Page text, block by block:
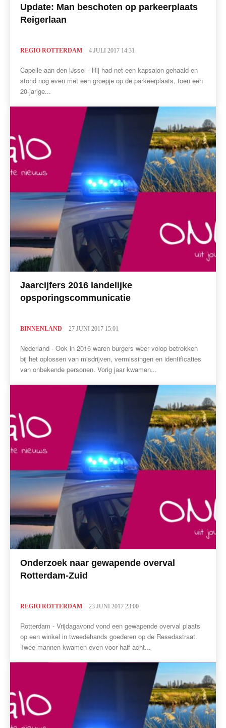
Update: Man beschoten op parkeerplaats
Reigerlaan
REGIO ROTTERDAM 4 JULI 2017 14:31
Capelle aan den IJssel - Hij had net een kapsalon gehaald en
stond nog even met een groepje op de parkeerplaats, toen een
20-jarige...
Jaarcijfers 2016 landelijke
opsporingscommunicatie
BINNENLAND 27 JUNI 2017 15:01
Nederland - Ook in 2016 waren burgers weer volop betrokken
bij het oplossen van misdrijven, vermissingen en identificaties
van onbekende personen. Vorig jaar kwamen...
Onderzoek naar gewapende overval
Rotterdam-Zuid
REGIO ROTTERDAM 23 JUNI 2017 23:00
Rotterdam - Vrijdagavond vond een gewapende overval plaats
op een winkel in tweedehands goederen op de Resedastraat.
Twee mannen kwamen even voor half acht...